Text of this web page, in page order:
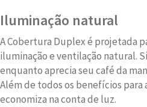
Iluminação natural
A Cobertura Duplex é projetada
iluminação e ventilação natural.
enquanto aprecia seu café da
Além de todos os benefícios para
economiza na conta de luz.